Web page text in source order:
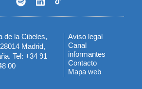
de la Cibeles,
Madrid,
Tel: +34 91
00
Menú
del
pie
Aviso legal
Canal
informantes
Contacto
Mapa web